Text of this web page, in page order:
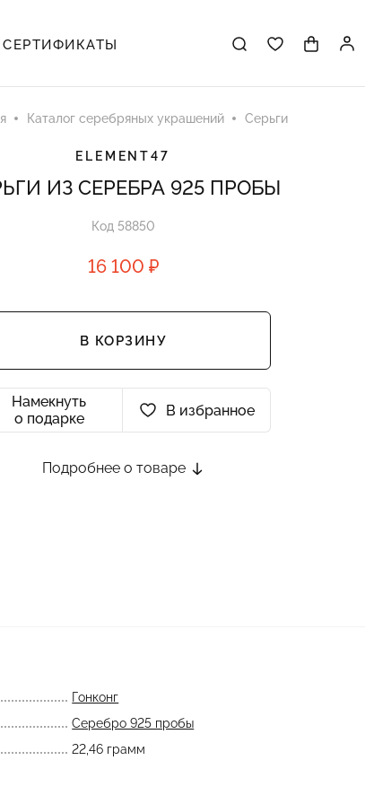
СЕРТИФИКАТЫ
Каталог серебряных украшений Серьги
ELEMENT47
ИЗ СЕРЕБРА 925 ПРОБЫ
Код 58850
16 100 ₽
В КОРЗИНУ
Намекнуть
о подарке
В избранное
Подробнее о товаре
Гонконг
Серебро 925 пробы
22,46 грамм